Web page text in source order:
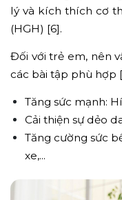
lý và kích thích cơ
(HGH) [6].
Đối với trẻ em, nên
các bài tập phù hợp
Tăng sức mạnh:
Cải thiện sự dẻo
Tăng cường sức
xe,...